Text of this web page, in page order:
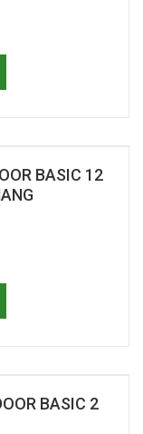
BASIC 12
BASIC 2